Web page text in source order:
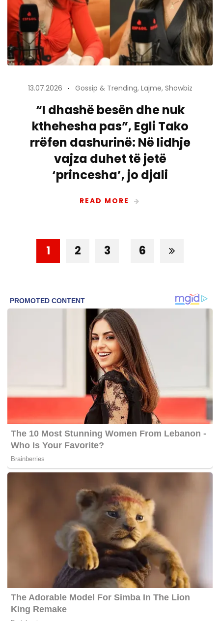
13.07.2026 Gossip & Trending, Lajme, Showbiz
“I dhashë besën dhe nuk
kthehesha pas”, Egli Tako
rrëfen dashurinë: Në lidhje
vajza duhet të jetë
‘princesha’, jo djali
READ MORE
1 2 3 6